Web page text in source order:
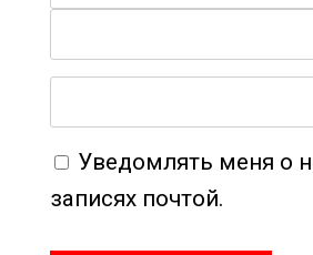
Уведомлять меня о
записях почтой.